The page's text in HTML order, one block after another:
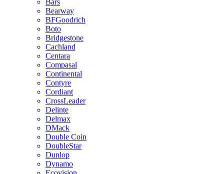
Bars
Bearway
BFGoodrich
Boto
Bridgestone
Cachland
Centara
Compasal
Continental
Contyre
Cordiant
CrossLeader
Delinte
Delmax
DMack
Double Coin
DoubleStar
Dunlop
Dynamo